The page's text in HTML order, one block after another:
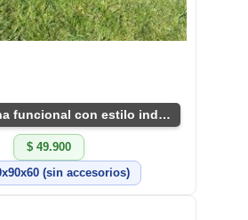
Isla de cocina funcional con estilo industrial
$ 49.900
(sin accesorios)